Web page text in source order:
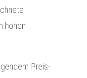
hohen
Preis-